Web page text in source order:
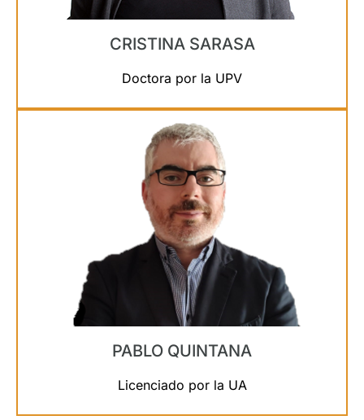
CRISTINA SARASA
Doctora por la UPV
PABLO QUINTANA
Licenciado por la UA